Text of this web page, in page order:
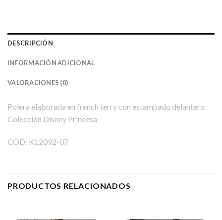
DESCRIPCIÓN
INFORMACIÓN ADICIONAL
VALORACIONES (0)
Polera elaborada en french terry con estampado delantero
Colección Disney Princesa
COD: K12092-07
PRODUCTOS RELACIONADOS